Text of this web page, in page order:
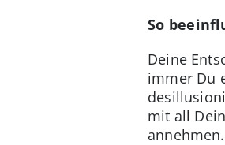
So
Deine
immer Du
mit all